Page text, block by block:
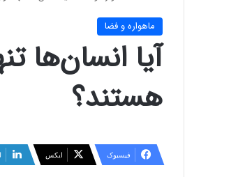
ماهواره و فضا
آیا انسان‌ها
هستند؟
فیسبوک ایکس